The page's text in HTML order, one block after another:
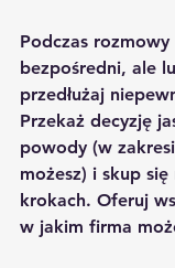
Podczas rozmowy
bezpośredni, ale
przedłużaj
Przekaż decyzję
powody (w
możesz) i skup
krokach. Oferuj
w jakim firma